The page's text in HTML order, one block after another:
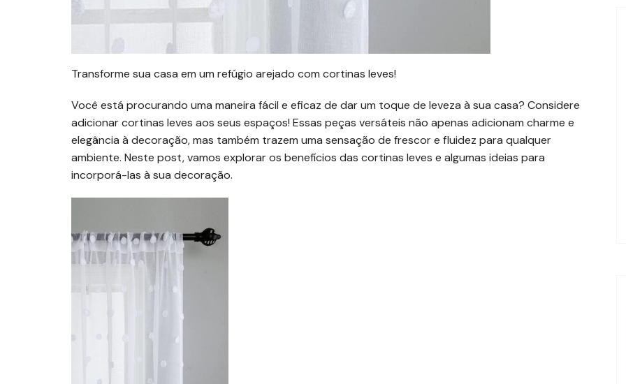
Transforme sua casa em um refúgio arejado com cortinas leves!
Você está procurando uma maneira fácil e eficaz de dar um toque de leveza à sua casa? Considere
adicionar cortinas leves aos seus espaços! Essas peças versáteis não apenas adicionam charme e
elegância à decoração, mas também trazem uma sensação de frescor e fluidez para qualquer
ambiente. Neste post, vamos explorar os benefícios das cortinas leves e algumas ideias para
incorporá-las à sua decoração.